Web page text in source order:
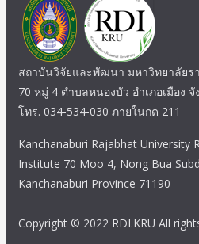
สถาบันวิจัยและพัฒนา มหาวิทยาลัย
70 หมู่ 4 ตำบลหนองบัว อำเภอเมือง
โทร. 034-534-030 ภายในกด 211
Kanchanaburi Rajabhat University
Institute 70 Moo 4, Nong Bua
Kanchanaburi Province 71190
Copyright © 2022 RDI.KRU All